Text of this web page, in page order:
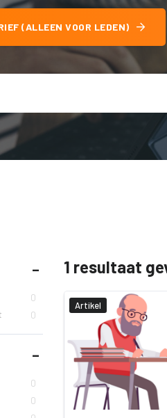
(ALLEEN VOOR LEDEN)
0
0
0
0
1 resultaat
Artikel